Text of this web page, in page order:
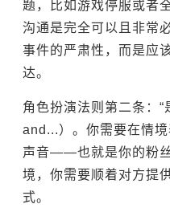
题，比如游戏停服或者
沟通是完全可以且非常
事件的严肃性，而是应
达。
角色扮演法则第二条：“
and...）。你需要在情
声音——也就是你的粉
境，你需要顺着对方提
式。